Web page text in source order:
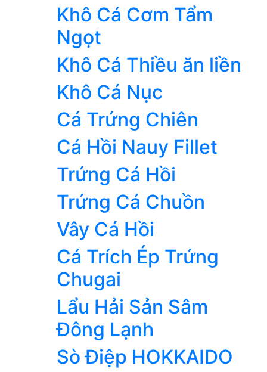
Khô Cá Cơm Tẩm
Ngọt
Khô Cá Thiều ăn liền
Khô Cá Nục
Cá Trứng Chiên
Cá Hồi Nauy Fillet
Trứng Cá Hồi
Trứng Cá Chuồn
Vây Cá Hồi
Cá Trích Ép Trứng
Chugai
Lẩu Hải Sản Sâm
Đông Lạnh
Sò Điệp HOKKAIDO